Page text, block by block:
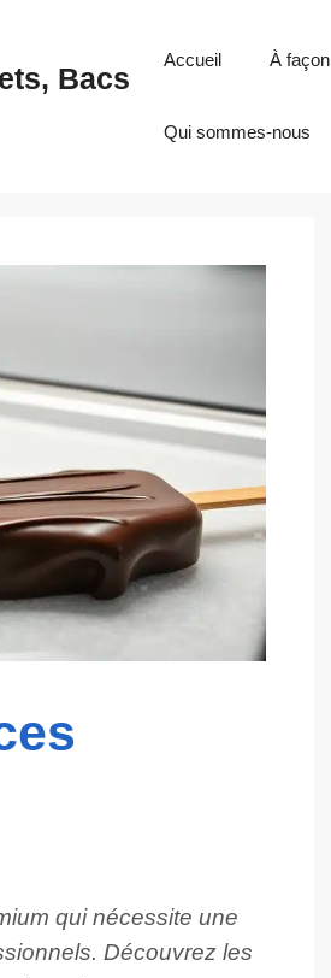
Bacs
Accueil À façon
Qui sommes-nous
qui nécessite une
Découvrez les